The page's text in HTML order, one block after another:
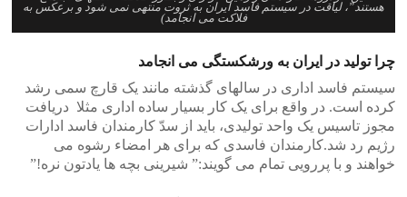
هستند”، لیاقت در سیستم فاسد ایران به ثروت منتهی نمی شود و برعکس به
فلاکت می انجامد)
چرا تولید در ایران به ورشکستگی می انجامد
سیستم فاسد اداری در سالهای گذشته مانند یک قارچ سمی رشد
کرده است. در واقع برای یک کار بسیار ساده اداری مثلا دریافت
مجوز تاسیس یک واحد تولیدی، باید از سدّ کارمندان فاسد ادارات
رژیم رد شد.کارمندان فاسدی که برای هر امضاء رشوه می
خواهند و با پررویی تمام می گویند:” شیرینی بچه ها یادتون نره!”
<
>